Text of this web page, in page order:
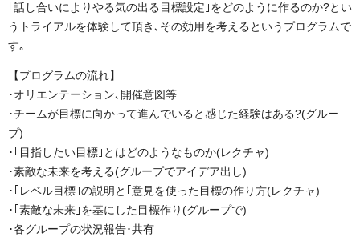
｢話し合いによりやる気の出る目標設定｣をどのように作るのか?とい
うトライアルを体験して頂き､その効用を考えるというプログラムで
す｡
【プログラムの流れ】
･オリエンテーション､開催意図等
･チームが目標に向かって進んでいると感じた経験はある?(グルー
プ)
･｢目指したい目標｣とはどのようなものか(レクチャ)
･素敵な未来を考える(グループでアイデア出し)
･｢レベル目標｣の説明と｢意見を使った目標の作り方(レクチャ)
･｢素敵な未来｣を基にした目標作り(グループで)
･各グループの状況報告･共有